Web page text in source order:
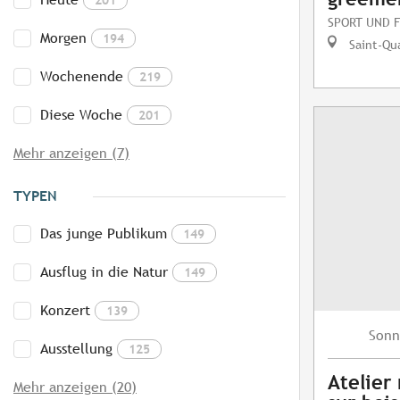
Morgen 194
Wochenende 219
Diese Woche 201
Mehr anzeigen (7)
TYPEN
Das junge Publikum 149
Ausflug in die Natur 149
Konzert 139
Ausstellung 125
Mehr anzeigen (20)
SPORT UND
Saint-
Atelier